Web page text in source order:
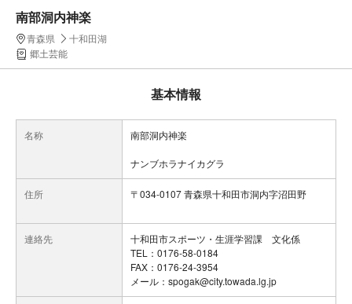
南部洞内神楽
青森県
十和田湖
郷土芸能
基本情報
名称 南部洞内神楽
ナンブホラナイカグラ
住所 〒034-0107 青森県十和田市洞内字沼田野
連絡先
十和田市スポーツ・生涯学習課 文化係
TEL：0176-58-0184
FAX：0176-24-3954
メール：spogak@city.towada.lg.jp